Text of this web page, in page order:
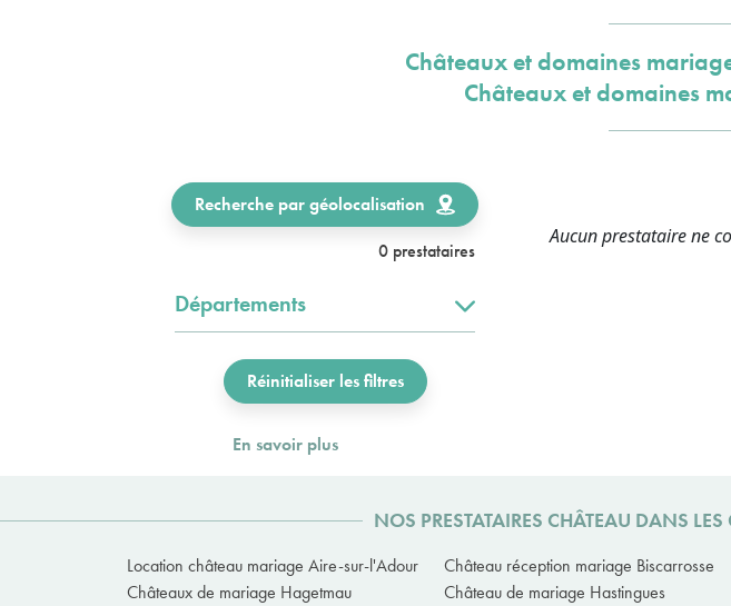
Châteaux et domaines
Châteaux et domaines
Recherche par géolocalisation
0 prestataires
Départements
Réinitialiser les filtres
Aucun prestataire ne
En savoir plus
NOS PRESTATAIRES CHÂTEAU DANS
Location château mariage Aire-sur-l'Adour Château réception mariage Biscarrosse
Châteaux de mariage Hagetmau
Château de mariage Hastingues